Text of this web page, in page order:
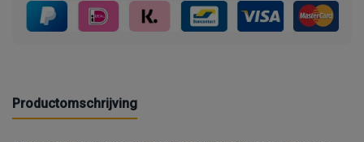
Productomschrijving